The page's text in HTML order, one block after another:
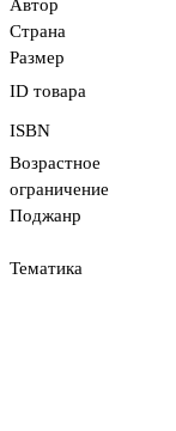
Автор
Страна
Размер
ID товара
ISBN
Возрастное
ограничение
Поджанр
Тематика